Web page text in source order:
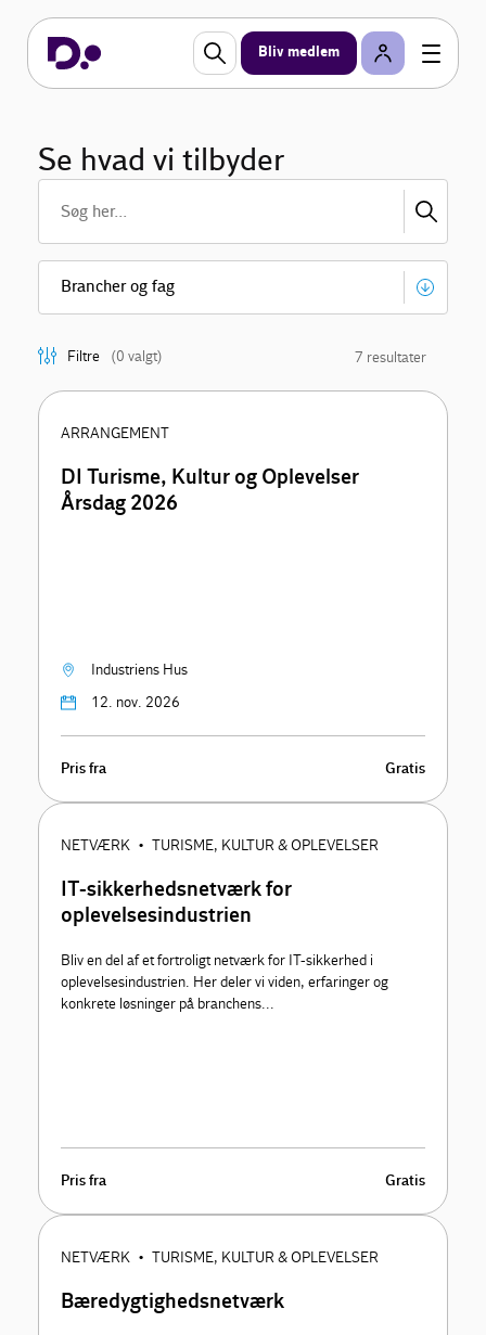
Bliv medlem
Se hvad vi tilbyder
Filtre (0 valgt) 7 resultater
ARRANGEMENT
DI Turisme, Kultur og Oplevelser
Årsdag 2026
Industriens Hus
12. nov. 2026
Pris fra Gratis
NETVÆRK • TURISME, KULTUR & OPLEVELSER
IT-sikkerhedsnetværk for
oplevelsesindustrien
Bliv en del af et fortroligt netværk for IT-sikkerhed i
oplevelsesindustrien. Her deler vi viden, erfaringer og
konkrete løsninger på branchens...
Pris fra Gratis
NETVÆRK • TURISME, KULTUR & OPLEVELSER
Bæredygtighedsnetværk